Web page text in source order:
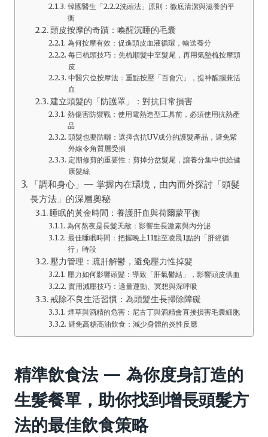
韓國醫生「2.2.2洗頭法」原則：徹底清潔與滋養的平
衡
頭皮按摩的奇蹟：喚醒沉睡的毛囊
為何按摩有效：促進頭皮血液循環，輸送養分
每日梳頭技巧：先梳順髮中至髮尾，再用氣墊梳按摩頭
皮
中醫穴位按摩法：重點按壓「百會穴」，提神醒腦兼活
血
建立頭髮的「防護罩」：對抗日常損害
熱傷害防禦戰：使用電熱造型工具前，必須使用抗熱產
品
頭髮也要防曬：選擇含抗UV成分的護髮產品，避免紫
外線令角質層受損
定期修剪的重要性：剪掉分岔髮尾，讓養分集中供給健
康髮絲
「調和身心」— 掌握內在環境，由內而外探討「頭髮
長方法」的深層奧秘
睡眠的黃金時間：養護肝血與荷爾蒙平衡
為何熬夜是長髮天敵：影響生長激素與內分泌
最佳睡眠時間：把握晚上11點至凌晨1點的「肝經循
行」時段
壓力管理：疏肝解鬱，避免壓力性掉髮
壓力如何影響頭髮：導致「肝氣鬱結」，影響頭皮供血
實用減壓技巧：適量運動、冥想與深呼吸
戒除不良生活習慣：為頭髮生長掃除障礙
煙草與酒精的危害：尼古丁與酒精會直接損害毛囊細胞
避免高糖高油飲食：減少身體的炎性反應
精準飲食法 — 為你度身訂造的
生髮餐單，助你找到增長頭髮方
法的最佳飲食策略